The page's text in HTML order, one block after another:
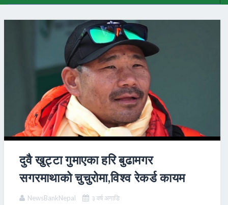
दुवै खुट्टा गुमाएका हरि बुढामगर
सगरमाथाको चुचुरोमा,विश्व रेकर्ड कायम
NewsBankNepal ३ वर्ष अगाडि